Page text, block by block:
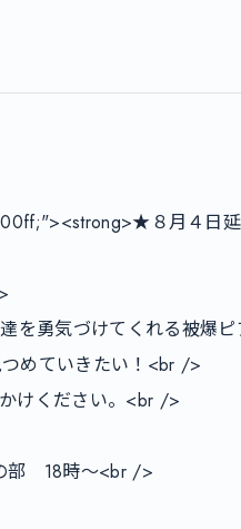
を勇気づけてくれる被爆
めていきたい！<br />
けください。<br />
部　18時～<br />